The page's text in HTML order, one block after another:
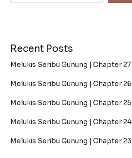
Recent Posts
Melukis Seribu Gunung | Chapter 27
Melukis Seribu Gunung | Chapter 26
Melukis Seribu Gunung | Chapter 25
Melukis Seribu Gunung | Chapter 24
Melukis Seribu Gunung | Chapter 23